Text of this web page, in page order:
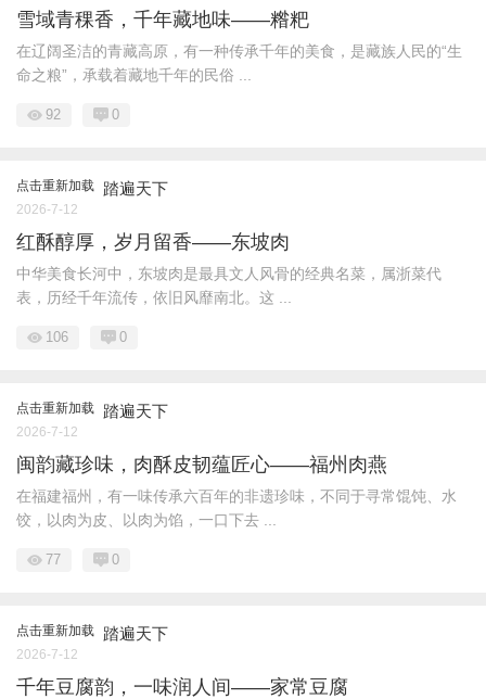
雪域青稞香，千年藏地味——糌粑
在辽阔圣洁的青藏高原，有一种传承千年的美食，是藏族人民的“生
命之粮”，承载着藏地千年的民俗 ...
92 0
点击重新加载 踏遍天下
2026-7-12
红酥醇厚，岁月留香——东坡肉
中华美食长河中，东坡肉是最具文人风骨的经典名菜，属浙菜代
表，历经千年流传，依旧风靡南北。这 ...
106 0
点击重新加载 踏遍天下
2026-7-12
闽韵藏珍味，肉酥皮韧蕴匠心——福州肉燕
在福建福州，有一味传承六百年的非遗珍味，不同于寻常馄饨、水
饺，以肉为皮、以肉为馅，一口下去 ...
77 0
点击重新加载 踏遍天下
2026-7-12
千年豆腐韵，一味润人间——家常豆腐